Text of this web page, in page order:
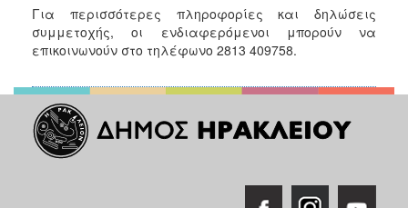
Για περισσότερες πληροφορίες και δηλώσεις
συμμετοχής, οι ενδιαφερόμενοι μπορούν να
επικοινωνούν στο τηλέφωνο 2813 409758.